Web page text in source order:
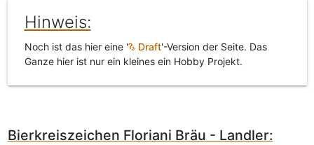
Hinweis:
Noch ist das hier eine ' Draft'-Version der Seite. Das
Ganze hier ist nur ein kleines ein Hobby Projekt.
Bierkreiszeichen Floriani Bräu - Landler: